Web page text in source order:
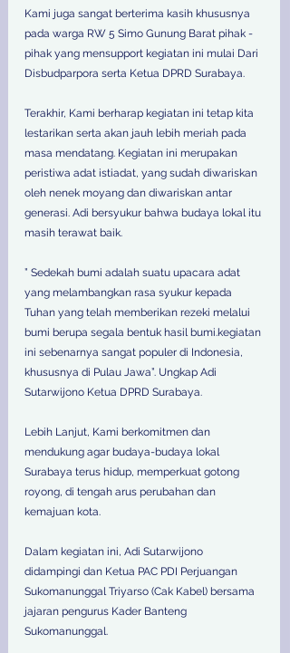
Kami juga sangat berterima kasih khususnya
pada warga RW 5 Simo Gunung Barat pihak -
pihak yang mensupport kegiatan ini mulai Dari
Disbudparpora serta Ketua DPRD Surabaya.
Terakhir, Kami berharap kegiatan ini tetap kita
lestarikan serta akan jauh lebih meriah pada
masa mendatang. Kegiatan ini merupakan
peristiwa adat istiadat, yang sudah diwariskan
oleh nenek moyang dan diwariskan antar
generasi. Adi bersyukur bahwa budaya lokal itu
masih terawat baik.
” Sedekah bumi adalah suatu upacara adat
yang melambangkan rasa syukur kepada
Tuhan yang telah memberikan rezeki melalui
bumi berupa segala bentuk hasil bumi.kegiatan
ini sebenarnya sangat populer di Indonesia,
khususnya di Pulau Jawa”. Ungkap Adi
Sutarwijono Ketua DPRD Surabaya.
Lebih Lanjut, Kami berkomitmen dan
mendukung agar budaya-budaya lokal
Surabaya terus hidup, memperkuat gotong
royong, di tengah arus perubahan dan
kemajuan kota.
Dalam kegiatan ini, Adi Sutarwijono
didampingi dan Ketua PAC PDI Perjuangan
Sukomanunggal Triyarso (Cak Kabel) bersama
jajaran pengurus Kader Banteng
Sukomanunggal.